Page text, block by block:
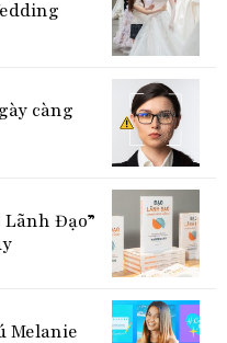
càng
Đạo”
Melanie